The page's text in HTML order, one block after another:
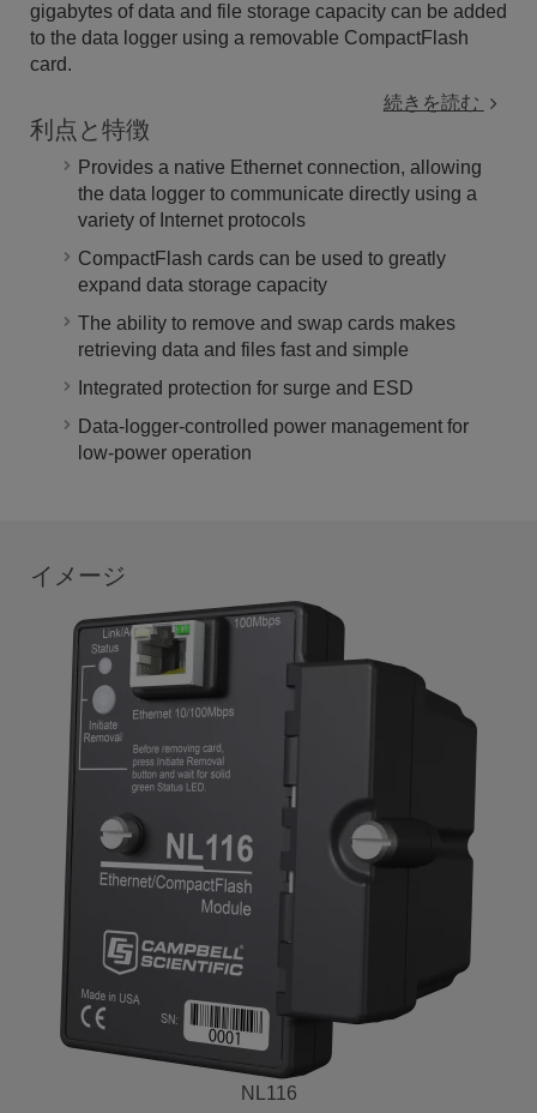
gigabytes of data and file storage capacity can be added
to the data logger using a removable CompactFlash
card.
続きを読む
利点と特徴
Provides a native Ethernet connection, allowing
the data logger to communicate directly using a
variety of Internet protocols
CompactFlash cards can be used to greatly
expand data storage capacity
The ability to remove and swap cards makes
retrieving data and files fast and simple
Integrated protection for surge and ESD
Data-logger-controlled power management for
low-power operation
イメージ
NL116